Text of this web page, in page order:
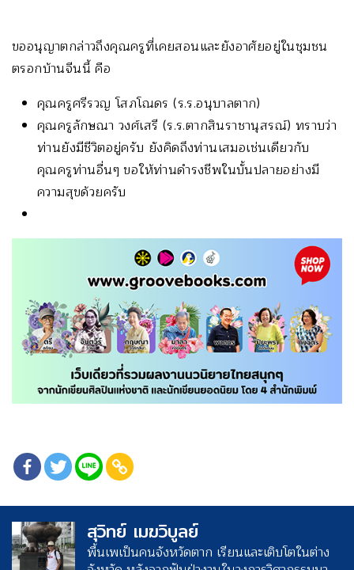
ขออนุญาตกล่าวถึงคุณครูที่เคยสอนและยังอาศัยอยู่ในชุมชน
ตรอกบ้านจีนนี้ คือ
คุณครูศรีรวญ โสภโณดร (ร.ร.อนุบาลตาก)
คุณครูลักษณา วงศ์เสรี (ร.ร.ตากสินราชานุสรณ์) ทราบว่า
ท่านยังมีชีวิตอยู่ครับ ยังคิดถึงท่านเสมอเช่นเดียวกับ
คุณครูท่านอื่นๆ ขอให้ท่านดำรงชีพในบั้นปลายอย่างมี
ความสุขด้วยครับ
สุวิทย์ เมฆวิบูลย์
พื้นเพเป็นคนจังหวัดตาก เรียนและเติบโตในต่าง